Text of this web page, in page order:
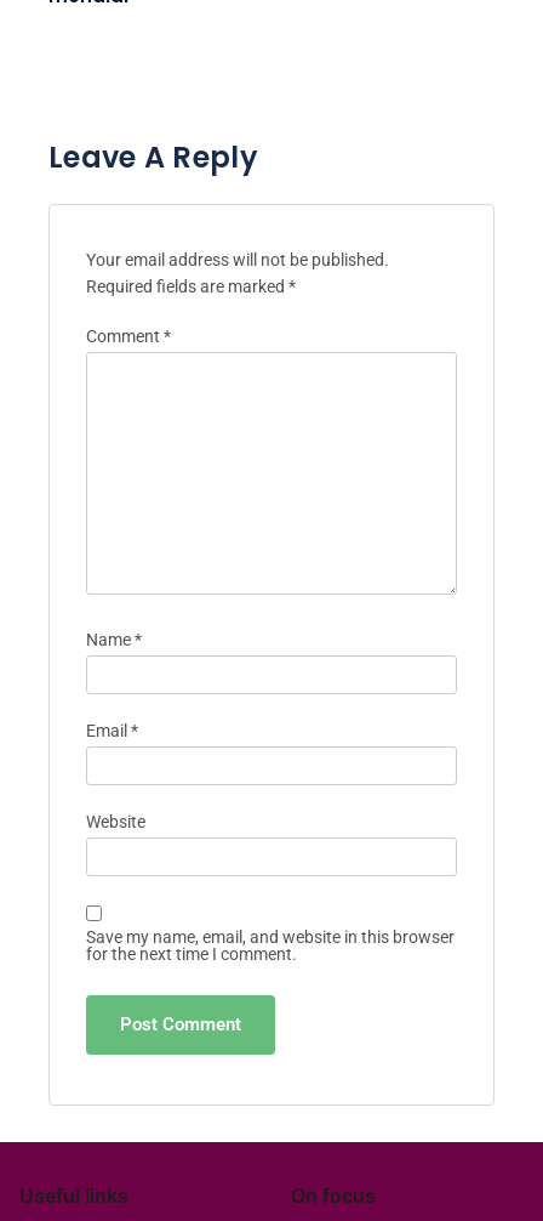
Leave A Reply
Your email address will not be published.
Required fields are marked *
Comment *
Name*
Email *
Website
Save my name, email, and website in this browser
for the next time I comment.
Useful links On focus